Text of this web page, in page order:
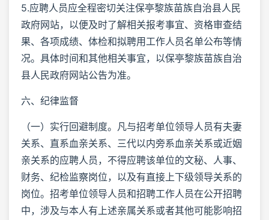
5.应聘人员应全程密切关注保亭黎族苗族自治县人民
政府网站，以便及时了解相关报考事宜、资格审查结
果、各项成绩、体检和拟聘用工作人员名单公布等情
况。具体时间和其他相关事宜，以保亭黎族苗族自治
县人民政府网站公告为准。
六、纪律监督
（一）实行回避制度。凡与招考单位领导人员有夫妻
关系、直系血亲关系、三代以内旁系血亲关系或近姻
亲关系的应聘人员，不得应聘该单位的文秘、人事、
财务、纪检监察岗位，以及有直接上下级领导关系的
岗位。招考单位领导人员和招聘工作人员在公开招聘
中，涉及与本人有上述亲属关系或者其他可能影响招